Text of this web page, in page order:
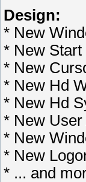
Design:
* New
* New Start
* New
* New Hd
* New Hd
* New
* New
* New
* ... and